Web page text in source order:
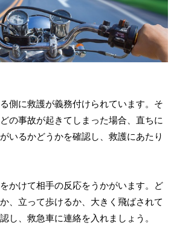
側に救護が義務付けられています。そ
の事故が起きてしまった場合、直ちに
いるかどうかを確認し、救護にあたり
かけて相手の反応をうかがいます。ど
、立って歩けるか、大きく飛ばされて
し、救急車に連絡を入れましょう。